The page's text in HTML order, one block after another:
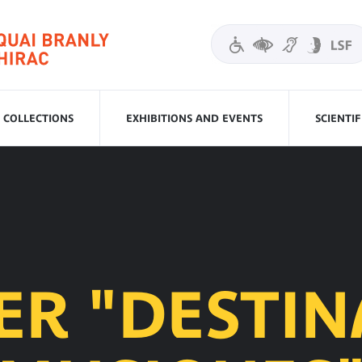
COLLECTIONS EXHIBITIONS AND EVENTS